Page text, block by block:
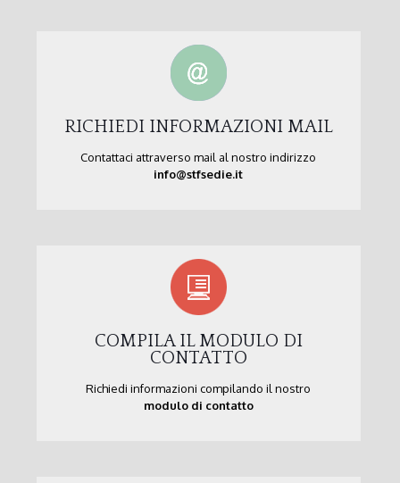
RICHIEDI INFORMAZIONI MAIL
Contattaci attraverso mail al nostro indirizzo
info@stfsedie.it
COMPILA IL MODULO DI
CONTATTO
Richiedi informazioni compilando il nostro
modulo di contatto